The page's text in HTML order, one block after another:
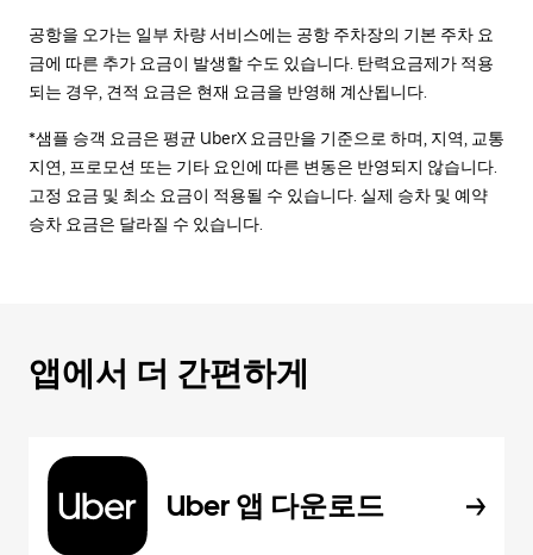
공항을 오가는 일부 차량 서비스에는 공항 주차장의 기본 주차 요
금에 따른 추가 요금이 발생할 수도 있습니다. 탄력요금제가 적용
되는 경우, 견적 요금은 현재 요금을 반영해 계산됩니다.
*샘플 승객 요금은 평균 UberX 요금만을 기준으로 하며, 지역, 교통
지연, 프로모션 또는 기타 요인에 따른 변동은 반영되지 않습니다.
고정 요금 및 최소 요금이 적용될 수 있습니다. 실제 승차 및 예약
승차 요금은 달라질 수 있습니다.
앱에서 더 간편하게
Uber 앱 다운로드